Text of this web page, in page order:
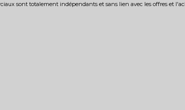
sont totalement indépendants et sans lien avec les offres et